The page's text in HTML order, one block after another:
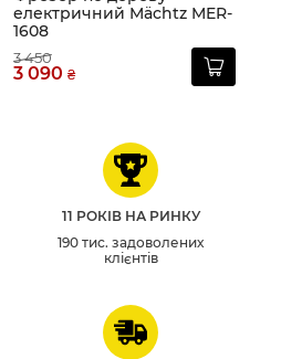
електричний Mächtz MER-
1608
3 450
3 090 ₴
11 РОКІВ НА РИНКУ
190 тис. задоволених
клієнтів